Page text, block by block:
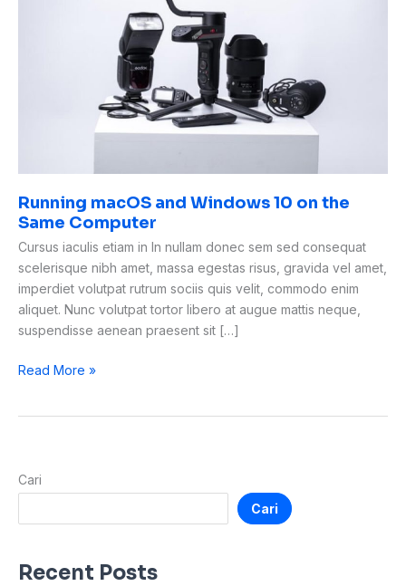
Running macOS and Windows 10 on the
Same Computer
Cursus iaculis etiam in In nullam donec sem sed consequat
scelerisque nibh amet, massa egestas risus, gravida vel amet,
imperdiet volutpat rutrum sociis quis velit, commodo enim
aliquet. Nunc volutpat tortor libero at augue mattis neque,
suspendisse aenean praesent sit […]
Read More »
Cari
Cari
Recent Posts